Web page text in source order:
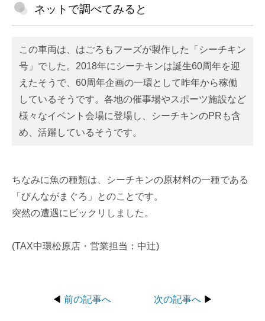
ネットで調べてみると
この車両は、はごろもフーズが製作した「シーチキン
号」でした。2018年にシーチキンは誕生60周年を迎
えたそうで、60周年企画の一環として昨年から稼働
しているそうです。各地の催事場やスポーツ施設など
様々なイベント会場に登場し、シーチキンのPRも含
め、活躍しているそうです。
ちなみに魚の種類は、シーチキンの原材料の一種である
「びんながまぐろ」とのことです。
突然の遭遇にビックリしました。
(TAX中環松原店・営業担当：中辻)
◀ 前の記事へ 次の記事へ ▶